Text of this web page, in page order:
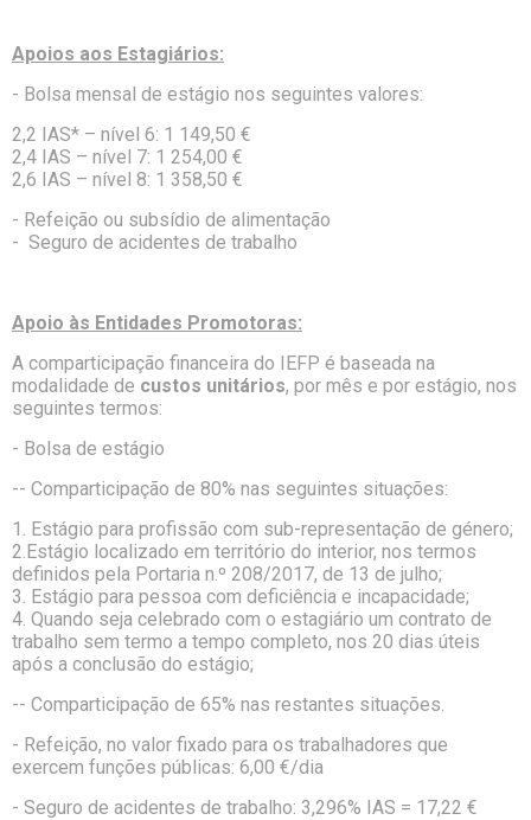
Apoios aos Estagiários:
- Bolsa mensal de estágio nos seguintes valores:
2,2 IAS* – nível 6: 1 149,50 €
2,4 IAS – nível 7: 1 254,00 €
2,6 IAS – nível 8: 1 358,50 €
- Refeição ou subsídio de alimentação
- Seguro de acidentes de trabalho
Apoio às Entidades Promotoras:
A comparticipação financeira do IEFP é baseada na
modalidade de custos unitários, por mês e por estágio, nos
seguintes termos:
- Bolsa de estágio
-- Comparticipação de 80% nas seguintes situações:
1. Estágio para profissão com sub-representação de género;
2.Estágio localizado em território do interior, nos termos
definidos pela Portaria n.º 208/2017, de 13 de julho;
3. Estágio para pessoa com deficiência e incapacidade;
4. Quando seja celebrado com o estagiário um contrato de
trabalho sem termo a tempo completo, nos 20 dias úteis
após a conclusão do estágio;
-- Comparticipação de 65% nas restantes situações.
- Refeição, no valor fixado para os trabalhadores que
exercem funções públicas: 6,00 €/dia
- Seguro de acidentes de trabalho: 3,296% IAS = 17,22 €